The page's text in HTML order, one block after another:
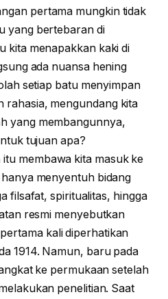
pertama mungkin tidak
yang bertebaran di
kita menapakkan kaki di
ada nuansa hening
setiap batu menyimpan
rahasia, mengundang kita
yang membangunnya,
tujuan apa?
membawa kita masuk ke
menyentuh bidang
filsafat, spiritualitas, hingga
resmi menyebutkan
kali diperhatikan
1914. Namun, baru pada
ke permukaan setelah
penelitian. Saat